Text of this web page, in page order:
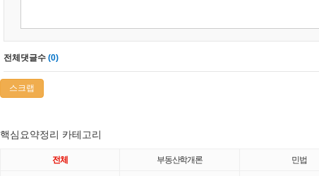
전체댓글수 (0)
스크랩
핵심요약정리 카테고리
전체 부동산학개론 민법